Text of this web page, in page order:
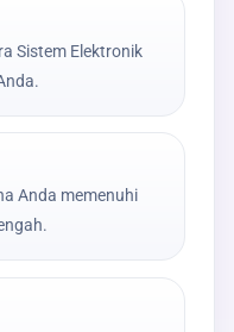
Sistem Elektronik
Anda memenuhi